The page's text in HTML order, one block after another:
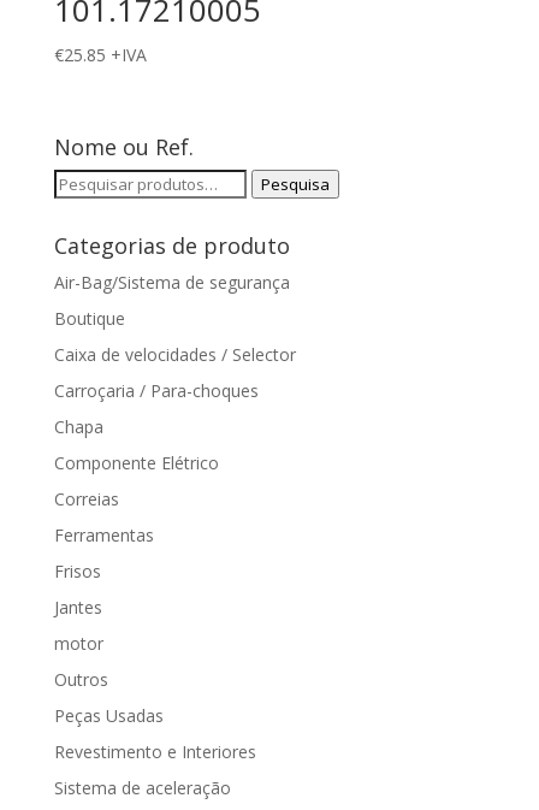
101.17210005
€25.85 +IVA
Nome ou Ref.
Pesquisar
Pesquisa
Categorias de produto
Air-Bag/Sistema de segurança
Boutique
Caixa de velocidades / Selector
Carroçaria / Para-choques
Chapa
Componente Elétrico
Correias
Ferramentas
Frisos
Jantes
motor
Outros
Peças Usadas
Revestimento e Interiores
Sistema de aceleração